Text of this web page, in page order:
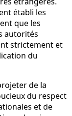
établi les
que les
autorités
strictement et
du
de la
du respect
et de